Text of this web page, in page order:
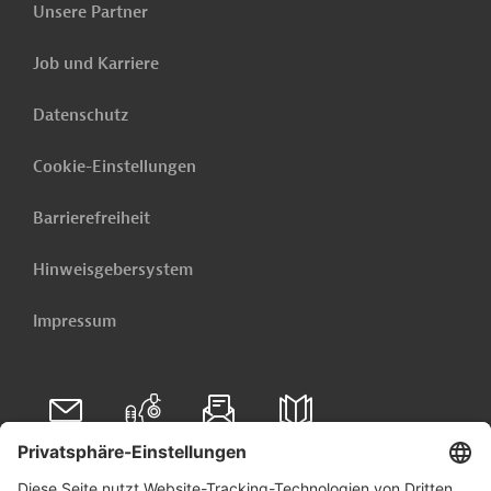
Kenia
Livestock,
Range
Agriculture and
Südsudan
Originaldokument:
Download
Unsere Partner
Job und Karriere
Datenschutz
Cookie-Einstellungen
Barrierefreiheit
Hinweisgebersystem
Impressum